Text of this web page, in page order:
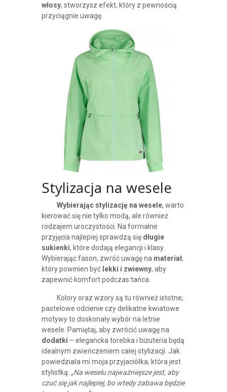
włosy, stworzysz efekt, który z pewnością
przyciągnie uwagę.
Stylizacja na wesele
Wybierając stylizację na wesele, warto
kierować się nie tylko modą, ale również
rodzajem uroczystości. Na formalne
przyjęcia najlepiej sprawdzą się długie
sukienki, które dodają elegancji i klasy.
Wybierając fason, zwróć uwagę na materiał,
który powinien być lekki i zwiewny, aby
zapewnić komfort podczas tańca.
Kolory oraz wzory są tu również istotne;
pastelowe odcienie czy delikatne kwiatowe
motywy to doskonały wybór na letnie
wesele. Pamiętaj, aby zwrócić uwagę na
dodatki – elegancka torebka i biżuteria będą
idealnym zwieńczeniem całej stylizacji. Jak
powiedziała mi moja przyjaciółka, która jest
stylistką: „Na weselu najważniejsze jest, aby
czuć się jak najlepiej, bo wtedy zabawa będzie